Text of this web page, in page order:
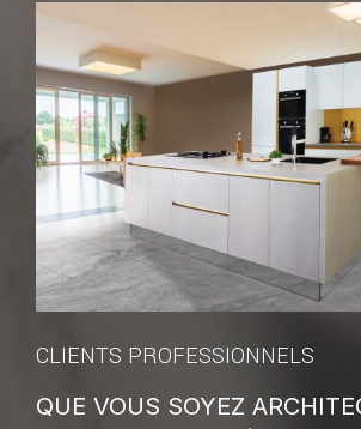
CLIENTS PROFESSIONNELS
QUE VOUS SOYEZ